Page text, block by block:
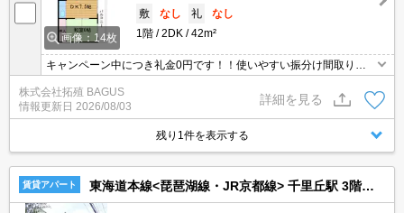
画像：14枚
敷
なし 礼
なし
1階
2DK 42m²
キャンペーン中につき礼金0円です！！使いやすい振分け間取り。
収納スペース充実してます。
株式会社拓殖 BAGUS
情報更新日 2026/08/03
詳細を見る
残り1件を表示する
賃貸アパート 東海道本線<琵琶湖線・JR京都線> 千里丘駅 3階建 築7年